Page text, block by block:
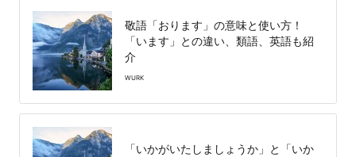
敬語「おります」の意味と使い方！
「います」との違い、類語、英語も紹
介
WURK
「いかがいたしましょうか」と「いか